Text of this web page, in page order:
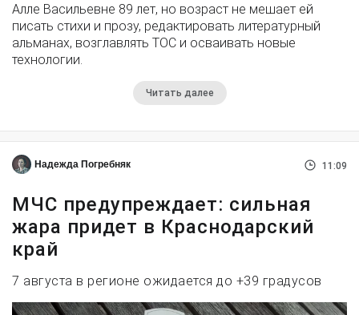
Алле Васильевне 89 лет, но возраст не мешает ей
писать стихи и прозу, редактировать литературный
альманах, возглавлять ТОС и осваивать новые
технологии.
Читать далее
Надежда Погребняк 11:09
МЧС предупреждает: сильная
жара придет в Краснодарский
край
7 августа в регионе ожидается до +39 градусов